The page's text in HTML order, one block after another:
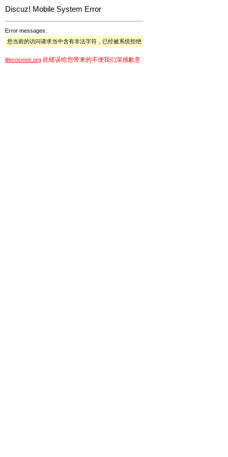
Discuz! Mobile System Error
Error messages:
您当前的访问请求当中含有非法字符，已经被系统拒绝
lifecosmos.org 此错误给您带来的不便我们深感歉意